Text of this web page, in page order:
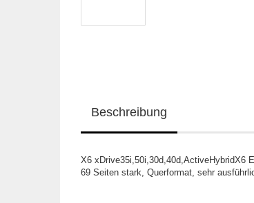
Beschreibung
X6 xDrive35i,50i,30d,40d,ActiveHybridX6
69 Seiten stark, Querformat, sehr